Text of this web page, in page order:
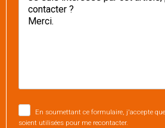
En soumettant ce formulaire, j'accepte
soient utilisées pour me recontacter.